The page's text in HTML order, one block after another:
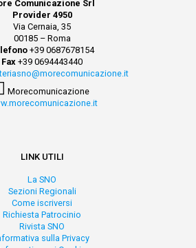
Comunicazione Srl
Provider 4950
Via Cernaia, 35
00185 – Roma
+39 0687678154
Fax +39 0694443440
Morecomunicazione
LINK UTILI
La SNO
Sezioni Regionali
Come iscriversi
Richiesta Patrocinio
Rivista SNO
sulla Privacy